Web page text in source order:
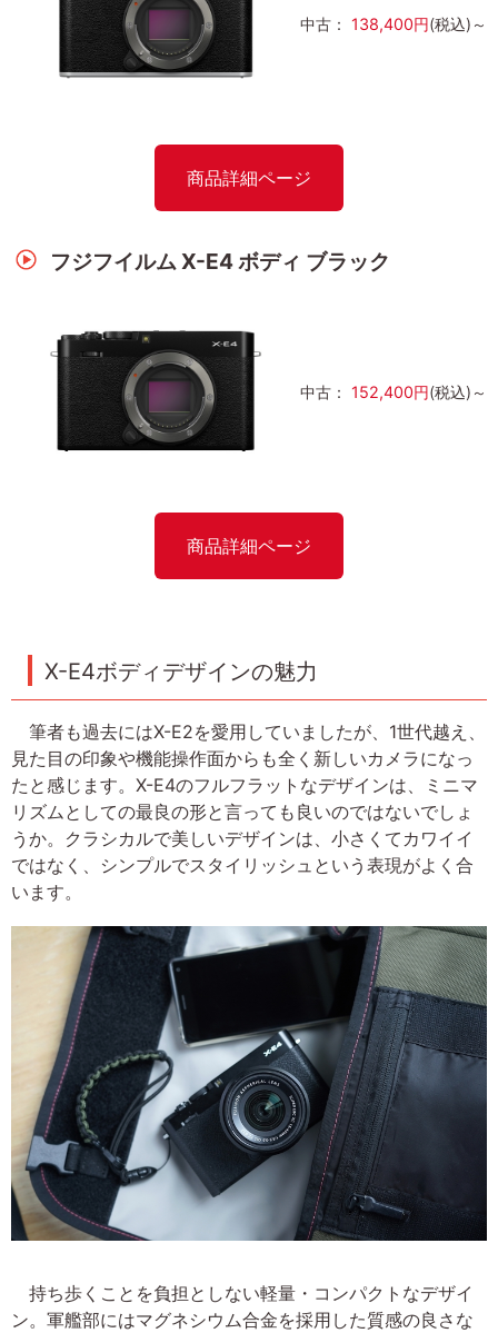
中古： 138,400円(税込)～
商品詳細ページ
フジフイルム X-E4 ボディ ブラック
中古： 152,400円(税込)～
商品詳細ページ
X-E4ボディデザインの魅力
筆者も過去にはX-E2を愛用していましたが、1世代越え、
見た目の印象や機能操作面からも全く新しいカメラになっ
たと感じます。X-E4のフルフラットなデザインは、ミニマ
リズムとしての最良の形と言っても良いのではないでしょ
うか。クラシカルで美しいデザインは、小さくてカワイイ
ではなく、シンプルでスタイリッシュという表現がよく合
います。
持ち歩くことを負担としない軽量・コンパクトなデザイ
ン。軍艦部にはマグネシウム合金を採用した質感の良さな